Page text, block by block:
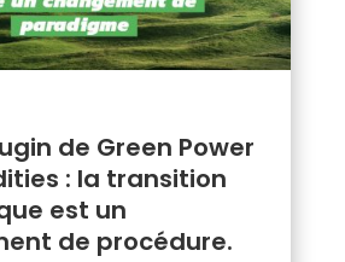
de Green Power
: la transition
est un
de procédure.